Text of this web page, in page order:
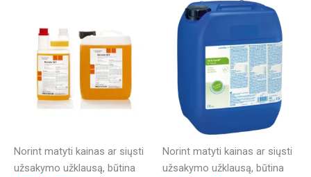
Norint matyti kainas ar siųsti
užsakymo užklausą, būtina
Norint matyti kainas ar siųsti
užsakymo užklausą, būtina